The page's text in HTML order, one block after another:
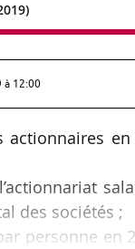
04/
à 12:00
des sociétés ;
personne en